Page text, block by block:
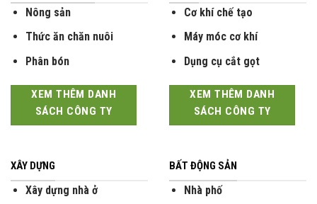
Nông sản
Thức ăn chăn nuôi
Phân bón
XEM THÊM DANH
SÁCH CÔNG TY
Cơ khí chế tạo
Máy móc cơ khí
Dụng cụ cắt gọt
XEM THÊM DANH
SÁCH CÔNG TY
XÂY DỰNG
Xây dựng nhà ở
BẤT ĐỘNG SẢN
Nhà phố